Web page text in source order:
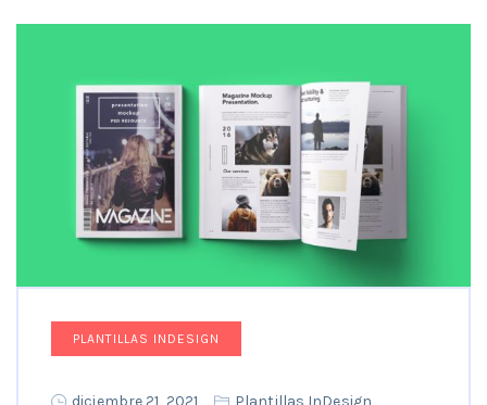
PLANTILLAS INDESIGN